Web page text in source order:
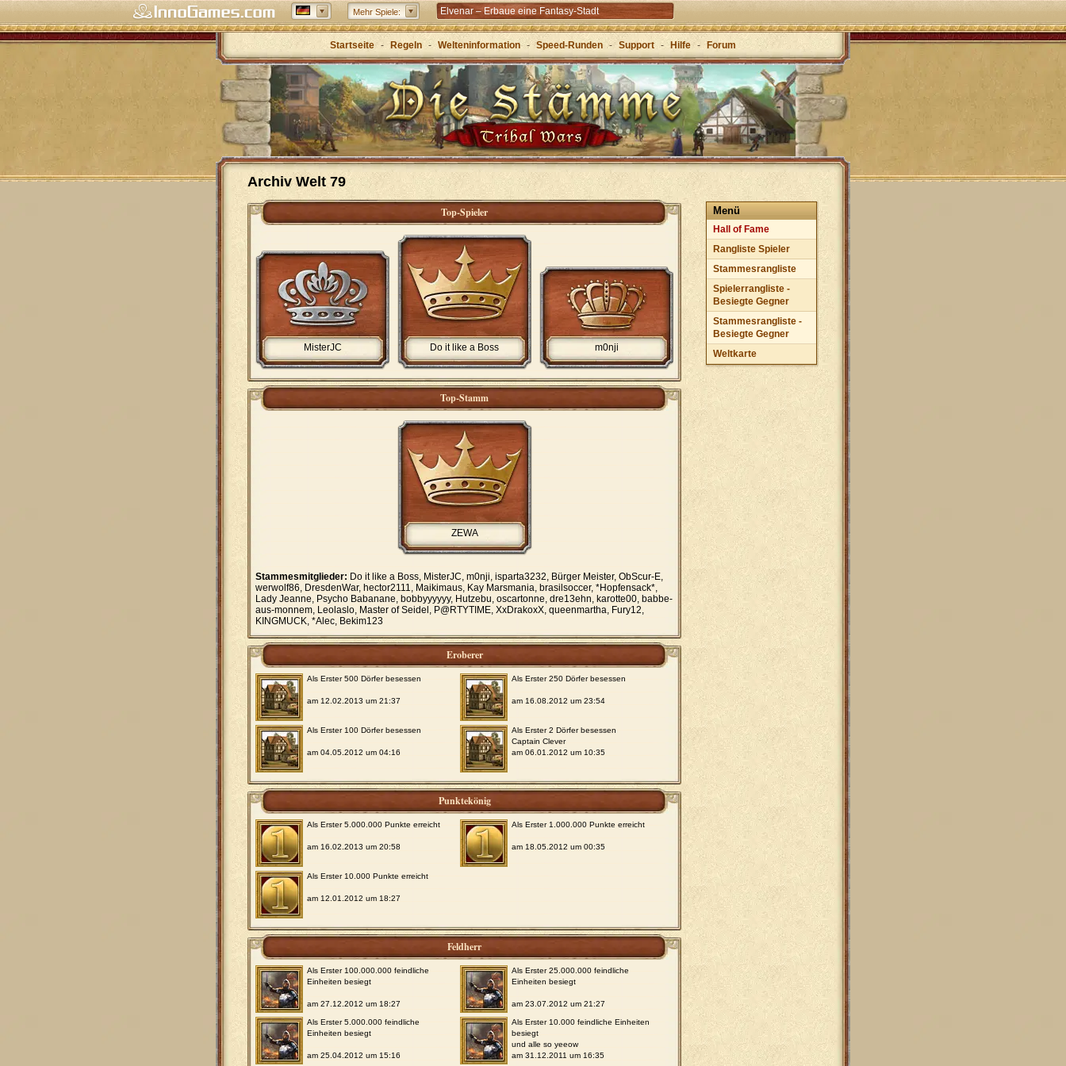
Mehr Spiele: Elvenar – Erbaue eine Fantasy-Stadt
Forge of Empires – Mit Strategie durch die Zeitalter
Grepolis – Erbaue dein Reich im antiken
Griechenland
Startseite - Regeln - Welteninformation - Speed-Runden - Support - Hilfe - Forum
Archiv Welt 79
Menü
Hall of Fame
Rangliste Spieler
Stammesrangliste
Spielerrangliste -
Besiegte Gegner
Stammesrangliste -
Besiegte Gegner
Weltkarte
Top-Spieler
Do it like a Boss
MisterJC m0nji
Top-Stamm
ZEWA
Stammesmitglieder: Do it like a Boss, MisterJC, m0nji, isparta3232, Bürger Meister, ObScur-E,
werwolf86, DresdenWar, hector2111, Maikimaus, Kay Marsmania, brasilsoccer, *Hopfensack*,
Lady Jeanne, Psycho Babanane, bobbyyyyyy, Hutzebu, oscartonne, dre13ehn, karotte00, babbe-
aus-monnem, Leolaslo, Master of Seidel, P@RTYTIME, XxDrakoxX, queenmartha, Fury12,
KINGMUCK, *Alec, Bekim123
Eroberer
Als Erster 500 Dörfer besessen
am 12.02.2013 um 21:37
Als Erster 250 Dörfer besessen
am 16.08.2012 um 23:54
Als Erster 100 Dörfer besessen
am 04.05.2012 um 04:16
Als Erster 2 Dörfer besessen
Captain Clever
am 06.01.2012 um 10:35
Punktekönig
Als Erster 5.000.000 Punkte erreicht
am 16.02.2013 um 20:58
Als Erster 1.000.000 Punkte erreicht
am 18.05.2012 um 00:35
Als Erster 10.000 Punkte erreicht
am 12.01.2012 um 18:27
Feldherr
Als Erster 100.000.000 feindliche
Einheiten besiegt
am 27.12.2012 um 18:27
Als Erster 25.000.000 feindliche
Einheiten besiegt
am 23.07.2012 um 21:27
Als Erster 5.000.000 feindliche
Einheiten besiegt
am 25.04.2012 um 15:16
Als Erster 10.000 feindliche Einheiten
besiegt
und alle so yeeow
am 31.12.2011 um 16:35